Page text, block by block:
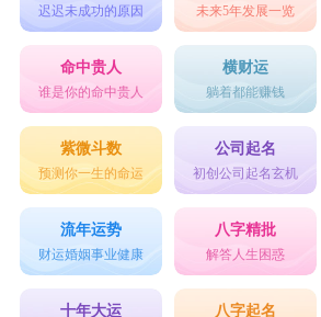
迟迟未成功的原因 未来5年发展一览
命中贵人
谁是你的命中贵人
横财运
躺着都能赚钱
紫微斗数
预测你一生的命运
公司起名
初创公司起名玄机
流年运势
财运婚姻事业健康
八字精批
解答人生困惑
十年大运 八字起名